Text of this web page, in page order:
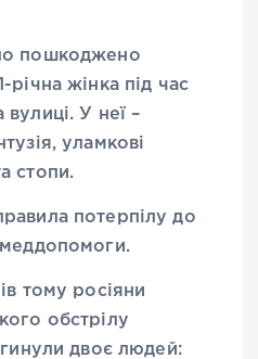
пошкоджено
річна жінка під час
У неї –
уламкові
стопи.
потерпілу до
меддопомоги.
тому росіяни
обстрілу
двоє людей: